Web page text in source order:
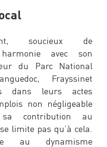
soucieux de
avec son
du Parc National
Frayssinet
dans leurs actes
non négligeable
contribution au
limite pas qu’à cela.
au dynamisme